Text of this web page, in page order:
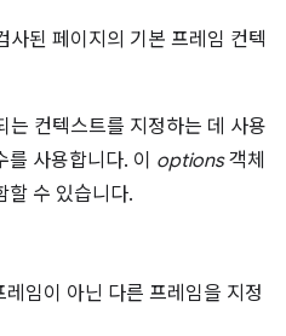
사된 페이지의 기본 프레임 컨텍
는 컨텍스트를 지정하는 데 사용
사용합니다. 이 options객체
할 수 있습니다.
임이 아닌 다른 프레임을 지정